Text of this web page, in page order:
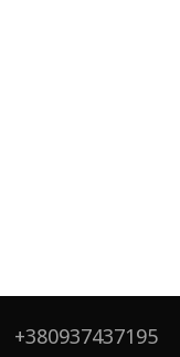
+380937437195